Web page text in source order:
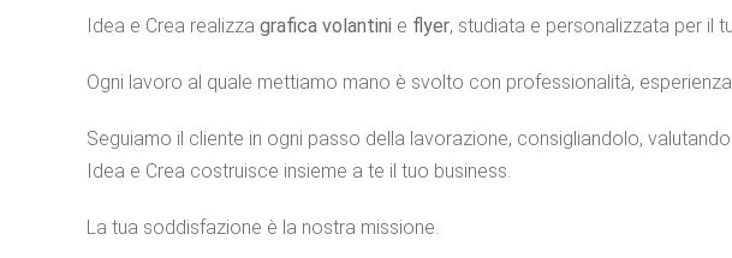
Idea e Crea realizza grafica volantini e flyer, studiata e personalizzata per il
Ogni lavoro al quale mettiamo mano è svolto con professionalità,
Seguiamo il cliente in ogni passo della lavorazione, consigliandolo,
Idea e Crea costruisce insieme a te il tuo business.
La tua soddisfazione è la nostra missione.